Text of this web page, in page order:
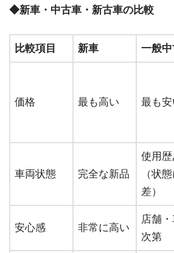
◆新車・中古車・新古車の比較
比較項目 新車 一般
価格 最も高い 最も安
車両状態 完全な新品
使用歴
（状
差）
安心感 非常に高い
店舗
次第